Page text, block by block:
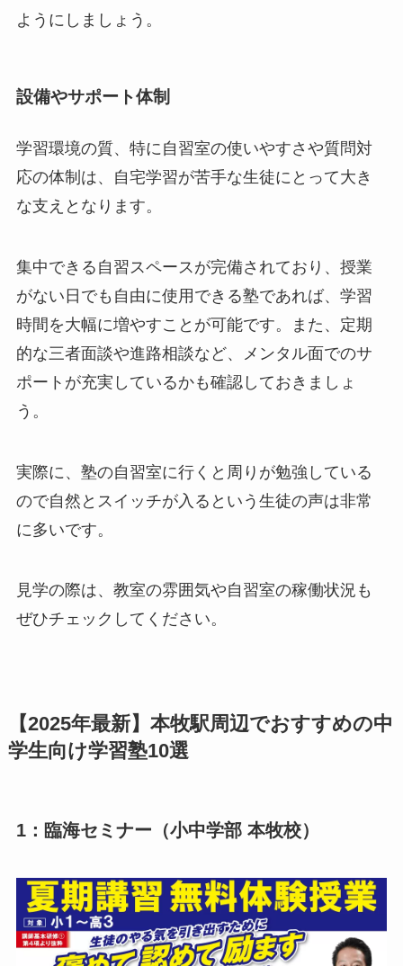
ようにしましょう。
設備やサポート体制
学習環境の質、特に自習室の使いやすさや質問対
応の体制は、自宅学習が苦手な生徒にとって大き
な支えとなります。
集中できる自習スペースが完備されており、授業
がない日でも自由に使用できる塾であれば、学習
時間を大幅に増やすことが可能です。また、定期
的な三者面談や進路相談など、メンタル面でのサ
ポートが充実しているかも確認しておきましょ
う。
実際に、塾の自習室に行くと周りが勉強している
ので自然とスイッチが入るという生徒の声は非常
に多いです。
見学の際は、教室の雰囲気や自習室の稼働状況も
ぜひチェックしてください。
【2025年最新】本牧駅周辺でおすすめの中
学生向け学習塾10選
1：臨海セミナー（小中学部 本牧校）